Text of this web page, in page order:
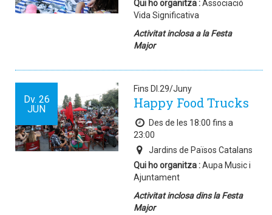
Qui ho organitza :Associació
Vida Significativa
Activitat inclosa a la Festa
Major
Dv. 26
JUN
Fins Dl.29/Juny
Happy Food Trucks
Des de les 18:00 fins a
23:00
Jardins de Països Catalans
Qui ho organitza :Aupa Music i
Ajuntament
Activitat inclosa dins la Festa
Major